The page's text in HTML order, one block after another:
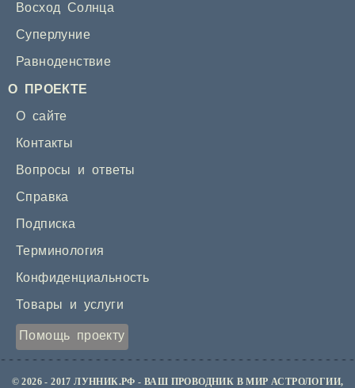
Восход Солнца
Суперлуние
Равноденствие
О ПРОЕКТЕ
О сайте
Контакты
Вопросы и ответы
Справка
Подписка
Терминология
Конфиденциальность
Товары и услуги
Помощь проекту
© 2026 - 2017 ЛУННИК.РФ - ВАШ ПРОВОДНИК В МИР АСТРОЛОГИИ,